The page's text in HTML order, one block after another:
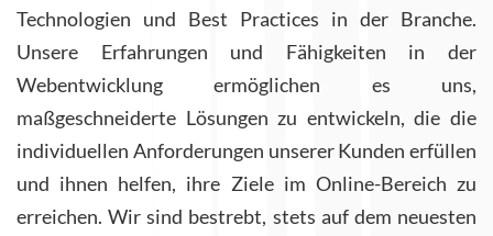
Technologien und Best Practices in der Branche.
Unsere Erfahrungen und Fähigkeiten in der
Webentwicklung ermöglichen es uns,
maßgeschneiderte Lösungen zu entwickeln, die die
individuellen Anforderungen unserer Kunden erfüllen
und ihnen helfen, ihre Ziele im Online-Bereich zu
erreichen. Wir sind bestrebt, stets auf dem neuesten